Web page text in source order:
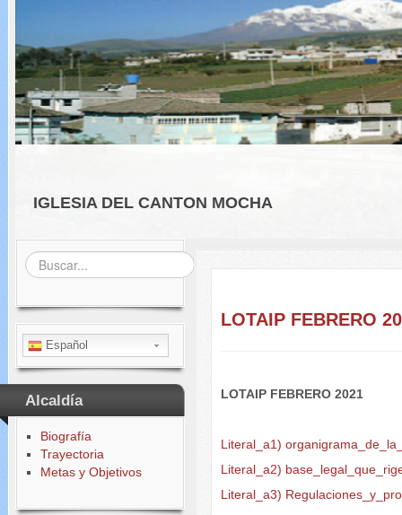
IGLESIA DEL CANTON MOCHA
Buscar...
Español
Alcaldía
Biografía
Trayectoria
Metas y Objetivos
LOTAIP FEBRERO
LOTAIP FEBRERO 2021
Literal_a1)
Literal_a2)
Literal_a3)